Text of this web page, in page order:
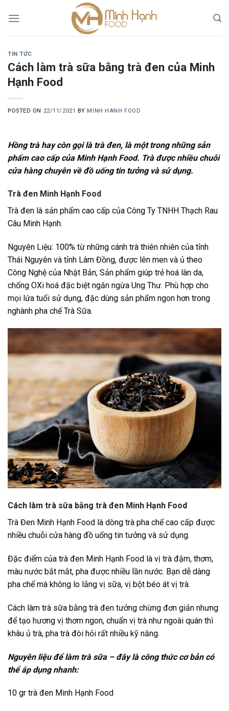
TIN TỨC
Cách làm trà sữa bằng trà đen của Minh
Hạnh Food
POSTED ON 22/11/2021 BY MINH HANH FOOD
Hồng trà hay còn gọi là trà đen, là một trong những sản
phẩm cao cấp của Minh Hạnh Food. Trà được nhiều chuỗi
cửa hàng chuyên về đồ uống tin tưởng và sử dụng.
Trà đen Minh Hạnh Food
Trà đen là sản phẩm cao cấp của Công Ty TNHH Thạch Rau
Câu Minh Hạnh.
Nguyên Liệu: 100% từ những cánh trà thiên nhiên của tỉnh
Thái Nguyên và tỉnh Lâm Đồng, được lên men và ủ theo
Công Nghệ của Nhật Bản, Sản phẩm giúp trẻ hoá làn da,
chống OXi hoá đặc biệt ngăn ngừa Ung Thư. Phù hợp cho
mọi lứa tuổi sử dụng, đặc dùng sản phẩm ngon hơn trong
nghành pha chế Trà Sữa.
Cách làm trà sữa bằng trà đen Minh Hạnh Food
Trà Đen Minh Hạnh Food là dòng trà pha chế cao cấp được
nhiều chuỗi cửa hàng đồ uống tin tưởng và sử dụng.
Đặc điểm của trà đen Minh Hạnh Food là vị trà đậm, thơm,
màu nước bắt mắt, pha được nhiều lần nước. Bạn dễ dàng
pha chế mà không lo lắng vị sữa, vị bột béo át vị trà.
Cách làm trà sữa bằng trà đen tưởng chừng đơn giản nhưng
để tạo hương vị thơm ngon, chuẩn vị trà như ngoài quán thì
khâu ủ trà, pha trà đòi hỏi rất nhiều kỹ năng.
Nguyên liệu để làm trà sữa – đây là công thức cơ bản có
thể áp dụng nhanh:
10 gr trà đen Minh Hạnh Food